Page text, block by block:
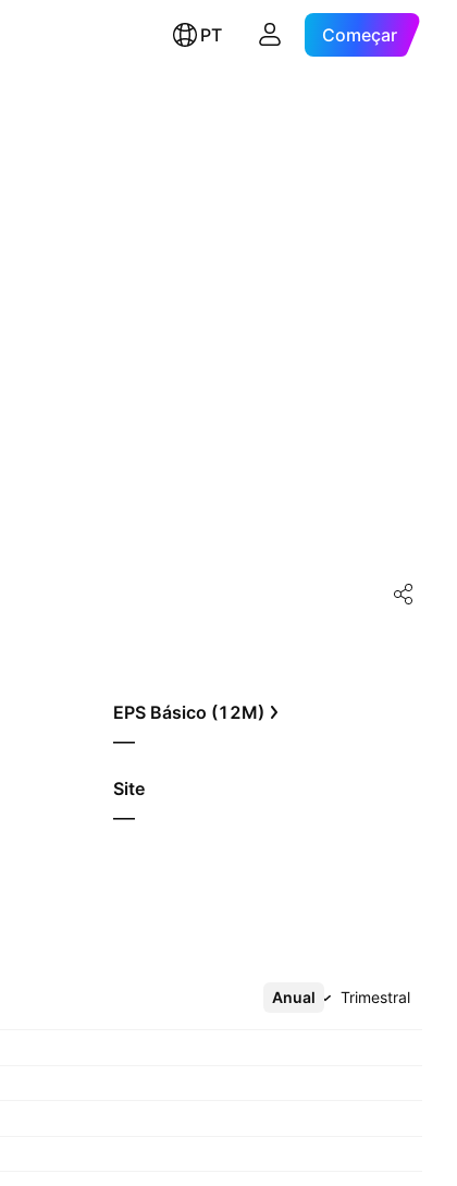
PT Começar
EPS Básico (12M)
—
Site
—
Anual Trimestral
Mais